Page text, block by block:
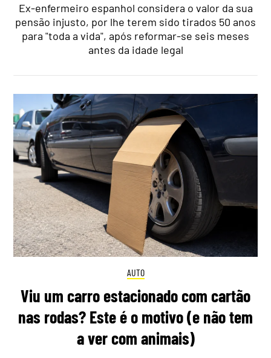
Ex-enfermeiro espanhol considera o valor da sua
pensão injusto, por lhe terem sido tirados 50 anos
para "toda a vida", após reformar-se seis meses
antes da idade legal
AUTO
Viu um carro estacionado com cartão
nas rodas? Este é o motivo (e não tem
a ver com animais)